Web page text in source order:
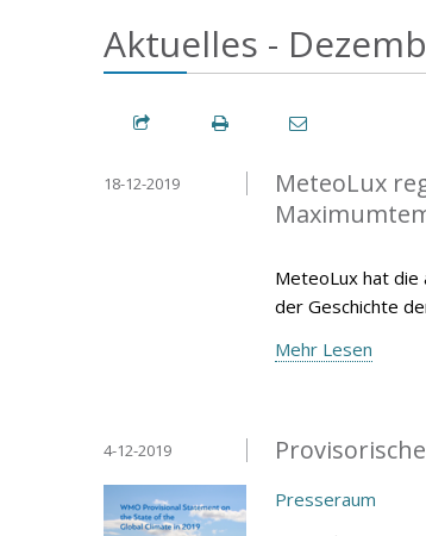
Aktuelles -
MeteoLux
18-12-2019
MeteoLux hat
der Geschichte
Mehr Lesen
4-12-2019
Presseraum